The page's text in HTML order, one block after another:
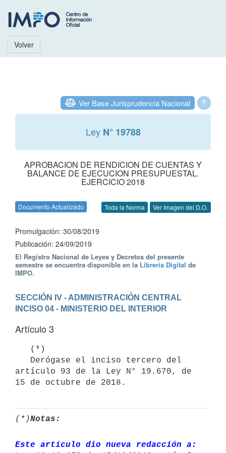
Volver
?
Ver Base Jurisprudencia Nacional
Ley N° 19788
APROBACION DE RENDICION DE CUENTAS Y
BALANCE DE EJECUCION PRESUPUESTAL.
EJERCICIO 2018
Documento Actualizado Toda la Norma Ver Imagen del D.O.
Promulgación: 30/08/2019
Publicación: 24/09/2019
El Registro Nacional de Leyes y Decretos del presente
semestre se encuentra disponible en la Librería Digital de
IMPO.
SECCIÓN IV - ADMINISTRACIÓN CENTRAL
INCISO 04 - MINISTERIO DEL INTERIOR
Artículo 3
artículo 93 de la Ley N° 19.670, de
15 de octubre de 2018.
(*)Notas:
Este artículo dio nueva redacción a: